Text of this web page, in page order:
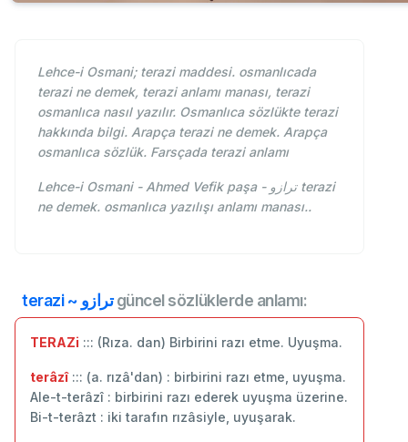
Lehce-i Osmani; terazi maddesi. osmanlıcada
terazi ne demek, terazi anlamı manası, terazi
osmanlıca nasıl yazılır. Osmanlıca sözlükte terazi
hakkında bilgi. Arapça terazi ne demek. Arapça
osmanlıca sözlük. Farsçada terazi anlamı
Lehce-i Osmani - Ahmed Vefik paşa - ترازو terazi
ne demek. osmanlıca yazılışı anlamı manası..
terazi ~ ترازوgüncel sözlüklerde anlamı:
TERAZi ::: (Rıza. dan) Birbirini razı etme. Uyuşma.
terâzî::: (a. rızâ'dan) : birbirini razı etme, uyuşma.
Ale-t-terâzî : birbirini razı ederek uyuşma üzerine.
Bi-t-terâzt : iki tarafın rızâsiyle, uyuşarak.